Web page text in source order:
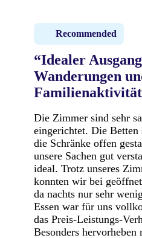
Recommended
“Idealer
Wanderungen
Die Zimmer sind sehr
eingerichtet. Die
die Schränke offen
unsere Sachen gut
ideal. Trotz unseres
konnten wir bei
da nachts nur sehr
Essen war für uns
das Preis-Leistungs-
Besonders